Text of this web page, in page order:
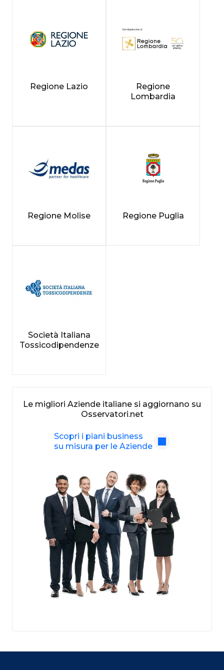
Le migliori Aziende italiane si aggiornano su
Osservatori.net
Scopri i piani business
su misura per le Aziende
Regione Lazio
Regione
Lombardia
Regione Molise Regione Puglia
Società Italiana
Tossicodipendenze